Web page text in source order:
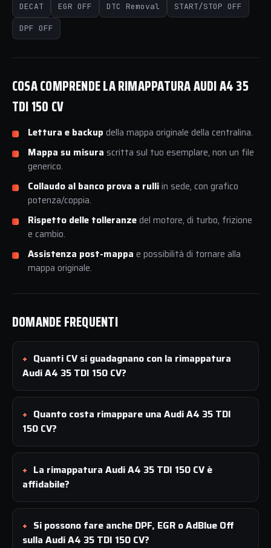
DECAT EGR OFF DTC Removal START/STOP OFF
DPF OFF
COSA COMPRENDE LA RIMAPPATURA AUDI A4 35
TDI 150 CV
Lettura e backup della mappa originale della centralina.
Mappa su misura scritta sul tuo esemplare, non un file
generico.
Collaudo al banco prova a rulliin sede, con grafico
potenza/coppia.
Rispetto delle tolleranzedel motore, di turbo, frizione
e cambio.
Assistenza post-mappa e possibilità di tornare alla
mappa originale.
DOMANDE FREQUENTI
Quanti CV si guadagnano con la rimappatura
Audi A4 35 TDI 150 CV?
Quanto costa rimappare una Audi A4 35 TDI
150 CV?
La rimappatura Audi A4 35 TDI 150 CV è
affidabile?
Si possono fare anche DPF, EGR o AdBlue Off
sulla Audi A4 35 TDI 150 CV?